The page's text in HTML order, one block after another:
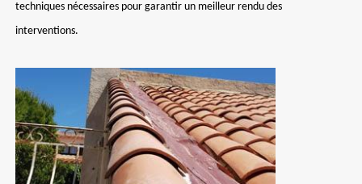
techniques nécessaires pour garantir un meilleur rendu des
interventions.